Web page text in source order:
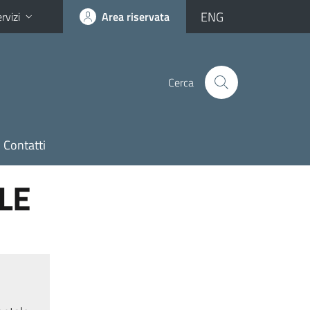
Area riservata ENG
Cerca
Contatti